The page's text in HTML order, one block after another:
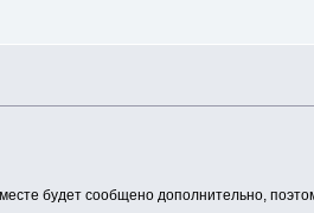
будет сообщено дополнительно,